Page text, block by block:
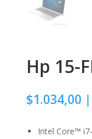
Hp 15-
$1.034,00
Intel Core™